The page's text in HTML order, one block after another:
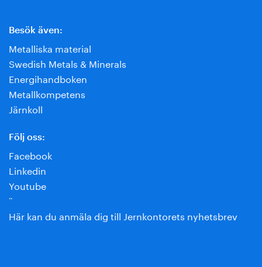
Besök även:
Metalliska material
Swedish Metals & Minerals
Energihandboken
Metallkompetens
Järnkoll
Följ oss:
Facebook
Linkedin
Youtube
¨
Här kan du anmäla dig till Jernkontorets nyhetsbrev